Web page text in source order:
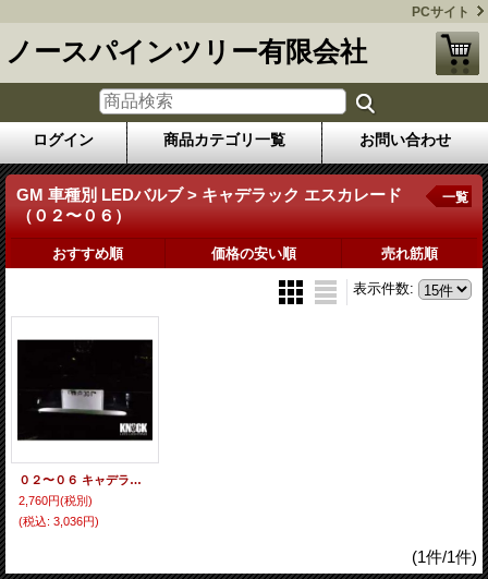
PCサイト
ノースパインツリー有限会社
ログイン 商品カテゴリ一覧 お問い合わせ
GM 車種別 LEDバルブ > キャデラック エスカレード
（０２〜０６）
一覧
おすすめ順 価格の安い順 売れ筋順
表示件数:
０２〜０６ キャデラック エスカレード用 ナンバー灯ＬＥＤバルブセット ホワイト
2,760円(税別)
(税込: 3,036円)
(1件/1件)